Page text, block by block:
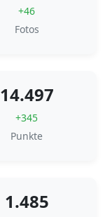
+46
Fotos
14.497
+345
Punkte
1.485